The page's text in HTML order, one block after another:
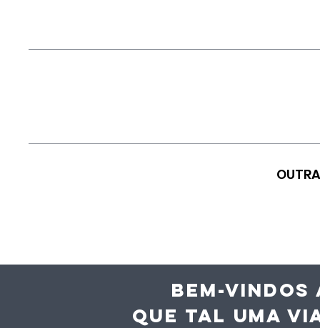
BEM-VINDOS
QUE TAL UMA